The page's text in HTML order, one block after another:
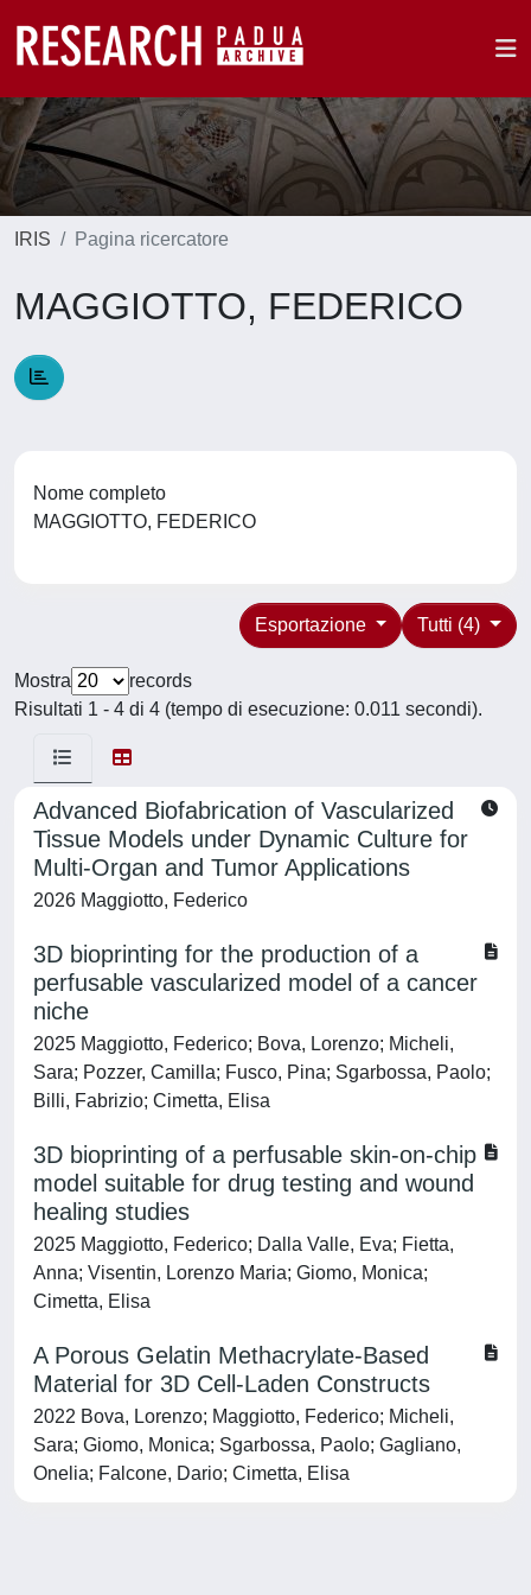
IRIS Pagina ricercatore
MAGGIOTTO, FEDERICO
Nome completo
MAGGIOTTO, FEDERICO
Tutti (4)
Esportazione
Mostra
records
Risultati 1 - 4 di 4 (tempo di esecuzione: 0.011 secondi).
Advanced Biofabrication of Vascularized
Tissue Models under Dynamic Culture for
Multi-Organ and Tumor Applications
2026 Maggiotto, Federico
3D bioprinting for the production of a
perfusable vascularized model of a cancer
niche
2025 Maggiotto, Federico; Bova, Lorenzo; Micheli,
Sara; Pozzer, Camilla; Fusco, Pina; Sgarbossa, Paolo;
Billi, Fabrizio; Cimetta, Elisa
3D bioprinting of a perfusable skin-on-chip
model suitable for drug testing and wound
healing studies
2025 Maggiotto, Federico; Dalla Valle, Eva; Fietta,
Anna; Visentin, Lorenzo Maria; Giomo, Monica;
Cimetta, Elisa
A Porous Gelatin Methacrylate-Based
Material for 3D Cell-Laden Constructs
2022 Bova, Lorenzo; Maggiotto, Federico; Micheli,
Sara; Giomo, Monica; Sgarbossa, Paolo; Gagliano,
Onelia; Falcone, Dario; Cimetta, Elisa